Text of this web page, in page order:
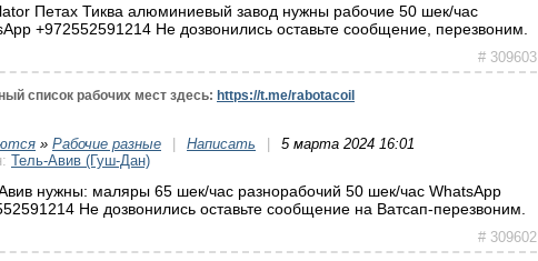
Петах Тиква алюминиевый завод нужны рабочие 50 шек/час
+972552591214 Не дозвонились оставьте сообщение, перезвоним.
# 309603
список рабочих мест здесь: https://t.me/rabotacoil
» Рабочие разные | Написать |
5 марта 2024 16:01
Тель-Авив (Гуш-Дан)
нужны: маляры 65 шек/час разнорабочий 50 шек/час WhatsApp
Не дозвонились оставьте сообщение на Ватсап-перезвоним.
# 309602